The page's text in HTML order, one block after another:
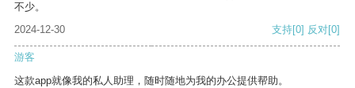
不少。
2024-12-30
支持[0] 反对[0]
游客
这款app就像我的私人助理，随时随地为我的办公提供帮助。